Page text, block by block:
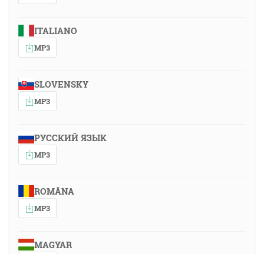
ITALIANO
MP3
SLOVENSKY
MP3
РУССКИЙ ЯЗЫК
MP3
ROMÂNA
MP3
MAGYAR